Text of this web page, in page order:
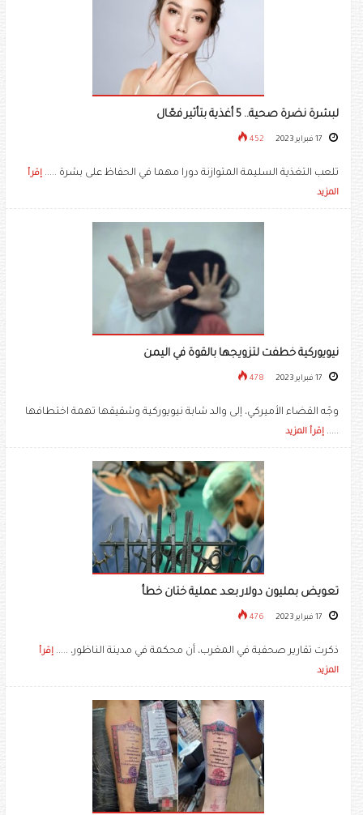
لبشرة نضرة صحية.. 5 أغذية بتأثير فعّال
452
تلعب التغذية السليمة المتوازنة دورا مهما في الحفاظ على بشرة ..... إقرأ
المزيد
نيويوركية خطفت لتزويجها بالقوة في اليمن
478
وجّه القضاء الأميركي، إلى والد شابة نيويوركية وشقيقها تهمة اختطافها
..... إقرأ المزيد
تعويض بمليون دولار بعد عملية ختان خطأ
476
ذكرت تقارير صحفية في المغرب، أن محكمة في مدينة الناظور، ..... إقرأ
المزيد